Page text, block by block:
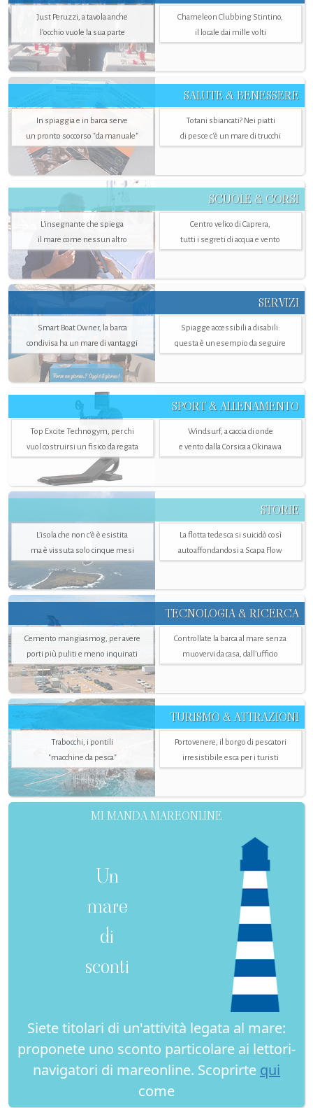
Just Peruzzi, a tavola anche
l’occhio vuole la sua parte
Chameleon Clubbing Stintino,
il locale dai mille volti
SALUTE & BENESSERE
In spiaggia e in barca serve
un pronto soccorso "da manuale"
Totani sbiancati? Nei piatti
di pesce c'è un mare di trucchi
SCUOLE & CORSI
L'insegnante che spiega
il mare come nessun altro
Centro velico di Caprera,
tutti i segreti di acqua e vento
SERVIZI
Smart Boat Owner, la barca
condivisa ha un mare di vantaggi
Spiagge accessibili a disabili:
questa è un esempio da seguire
SPORT & ALLENAMENTO
Top Excite Technogym, per chi
vuol costruirsi un fisico da regata
Windsurf, a caccia di onde
e vento dalla Corsica a Okinawa
STORIE
L’isola che non c'è è esistita
ma è vissuta solo cinque mesi
La flotta tedesca si suicidò così
autoaffondandosi a Scapa Flow
TECNOLOGIA & RICERCA
Cemento mangiasmog, per avere
porti più puliti e meno inquinati
Controllate la barca al mare senza
muovervi da casa, dall’ufficio
TURISMO & ATTRAZIONI
Trabocchi, i pontili
"macchine da pesca"
Portovenere, il borgo di pescatori
irresistibile esca per i turisti
MI MANDA MAREONLINE
Un
mare
di
sconti
Siete titolari di un'attività legata al mare:
proponete uno sconto particolare ai lettori-
navigatori di mareonline. Scoprirte qui
come